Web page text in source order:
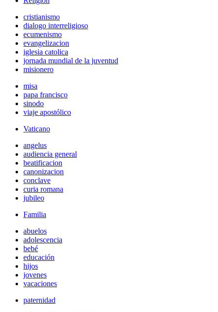
cristianismo
dialogo interreligioso
ecumenismo
evangelizacion
iglesia catolica
jornada mundial de la juventud
misionero
misa
papa francisco
sinodo
viaje apostólico
Vaticano
angelus
audiencia general
beatificacion
canonizacion
conclave
curia romana
jubileo
Familia
abuelos
adolescencia
bebé
educación
hijos
jovenes
vacaciones
paternidad